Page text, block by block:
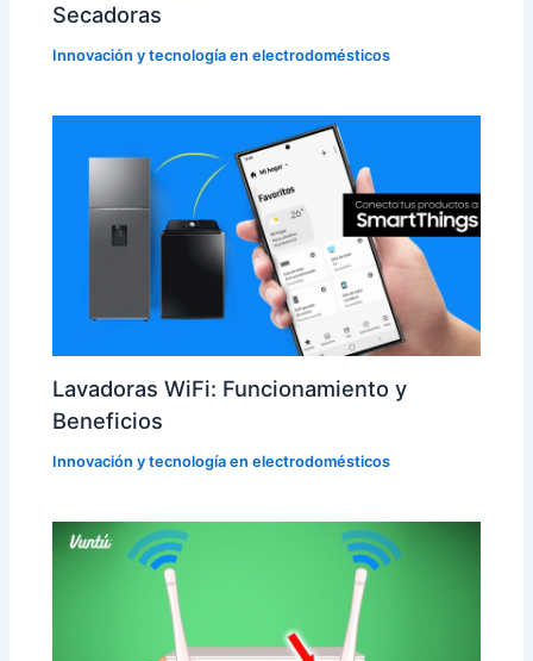
Secadoras
Innovación y tecnología en electrodomésticos
Lavadoras WiFi: Funcionamiento y
Beneficios
Innovación y tecnología en electrodomésticos